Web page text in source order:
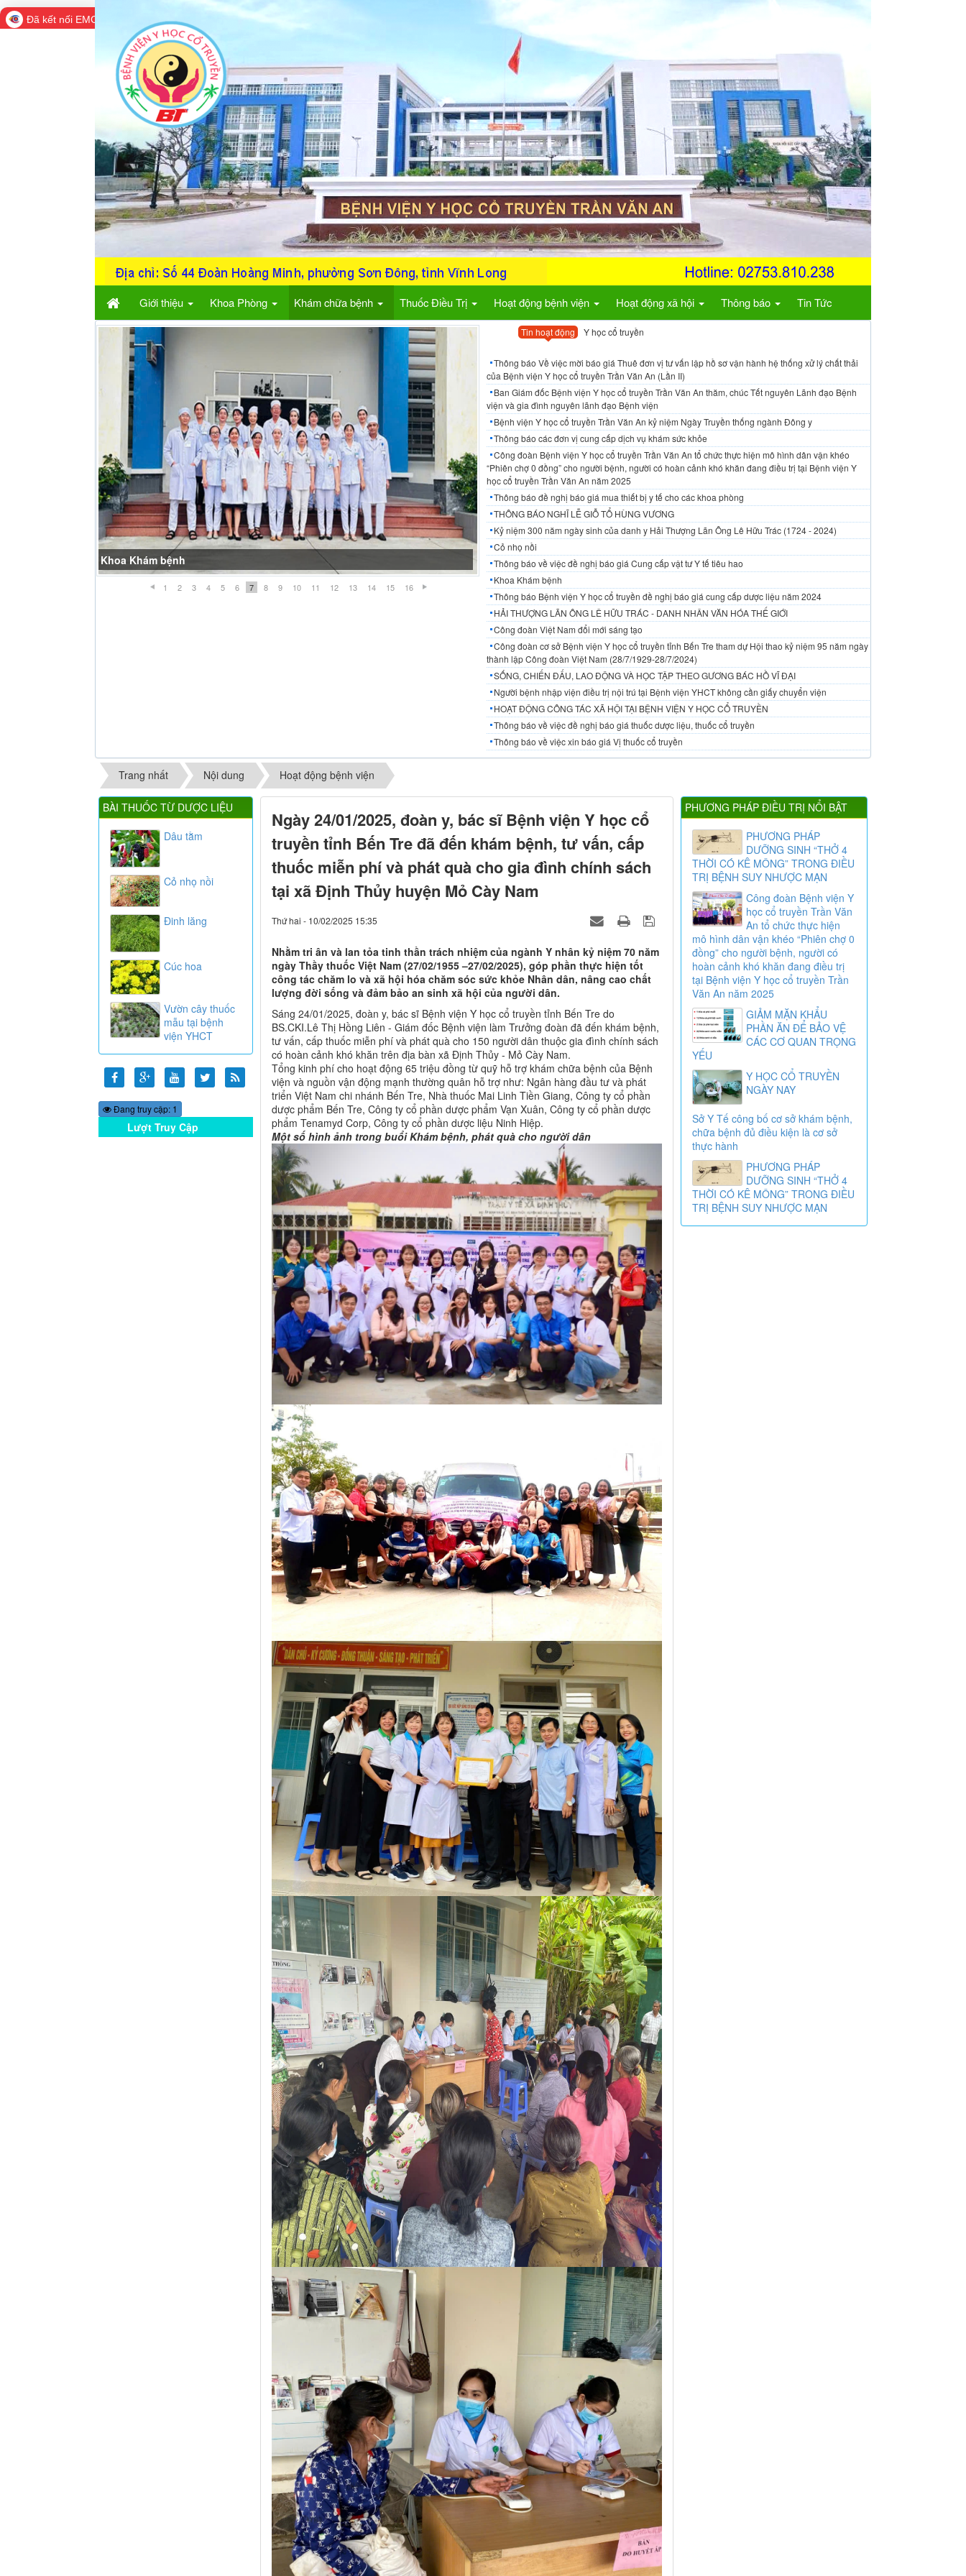
Giới thiệu Khoa Phòng Khám chữa bệnh Thuốc Điều Trị Hoạt động bệnh viện Hoạt động xã hội Thông báo Tin Tức
Khoa Khám bệnh
1 2 3 4 5 6 7 8 9 10 11 12 13 14 15 16
Tin hoạt động Y học cổ truyền
Thông báo Về việc mời báo giá Thuê đơn vị tư vấn lập hồ sơ vận hành hệ thống xử lý chất thải
của Bệnh viện Y học cổ truyền Trần Văn An (Lần II)
Ban Giám đốc Bệnh viện Y học cổ truyền Trần Văn An thăm, chúc Tết nguyên Lãnh đạo Bệnh
viện và gia đình nguyên lãnh đạo Bệnh viện
Bệnh viện Y học cổ truyền Trần Văn An kỷ niệm Ngày Truyền thống ngành Đông y
Thông báo các đơn vị cung cấp dịch vụ khám sức khỏe
Công đoàn Bệnh viện Y học cổ truyền Trần Văn An tổ chức thực hiện mô hình dân vận khéo
“Phiên chợ 0 đồng” cho người bệnh, người có hoàn cảnh khó khăn đang điều trị tại Bệnh viện Y
học cổ truyền Trần Văn An năm 2025
Thông báo đề nghị báo giá mua thiết bị y tế cho các khoa phòng
THÔNG BÁO NGHĨ LỄ GIỖ TỔ HÙNG VƯƠNG
Kỷ niệm 300 năm ngày sinh của danh y Hải Thượng Lãn Ông Lê Hữu Trác (1724 - 2024)
Cỏ nhọ nồi
Thông báo về việc đề nghị báo giá Cung cấp vật tư Y tế tiêu hao
Khoa Khám bệnh
Thông báo Bệnh viện Y học cổ truyền đề nghị báo giá cung cấp dược liệu năm 2024
HẢI THƯỢNG LÃN ÔNG LÊ HỮU TRÁC - DANH NHÂN VĂN HÓA THẾ GIỚI
Công đoàn Việt Nam đổi mới sáng tạo
Công đoàn cơ sở Bệnh viện Y học cổ truyền tỉnh Bến Tre tham dự Hội thao kỷ niệm 95 năm ngày
thành lập Công đoàn Việt Nam (28/7/1929-28/7/2024)
SỐNG, CHIẾN ĐẤU, LAO ĐỘNG VÀ HỌC TẬP THEO GƯƠNG BÁC HỒ VĨ ĐẠI
Người bệnh nhập viện điều trị nội trú tại Bệnh viện YHCT không cần giấy chuyển viện
HOẠT ĐỘNG CÔNG TÁC XÃ HỘI TẠI BỆNH VIỆN Y HỌC CỔ TRUYỀN
Thông báo về việc đề nghị báo giá thuốc dược liệu, thuốc cổ truyền
Thông báo về việc xin báo giá Vị thuốc cổ truyền
Trang nhất Nội dung Hoạt động bệnh viện
Ngày 24/01/2025, đoàn y, bác sĩ Bệnh viện Y học cổ
truyền tỉnh Bến Tre đã đến khám bệnh, tư vấn, cấp
thuốc miễn phí và phát quà cho gia đình chính sách
tại xã Định Thủy huyện Mỏ Cày Nam
Thứ hai - 10/02/2025 15:35
Nhằm tri ân và lan tỏa tinh thần trách nhiệm của ngành Y nhân kỷ niệm 70 năm
ngày Thầy thuốc Việt Nam (27/02/1955 –27/02/2025), góp phần thực hiện tốt
công tác chăm lo và xã hội hóa chăm sóc sức khỏe Nhân dân, nâng cao chất
lượng đời sống và đảm bảo an sinh xã hội của người dân.
Sáng 24/01/2025, đoàn y, bác sĩ Bệnh viện Y học cổ truyền tỉnh Bến Tre do
BS.CKI.Lê Thị Hồng Liên - Giám đốc Bệnh viện làm Trưởng đoàn đã đến khám bệnh,
tư vấn, cấp thuốc miễn phí và phát quà cho 150 người dân thuộc gia đình chính sách
có hoàn cảnh khó khăn trên địa bàn xã Định Thủy - Mỏ Cày Nam.
Tổng kinh phí cho hoạt động 65 triệu đồng từ quỹ hỗ trợ khám chữa bệnh của Bệnh
viện và nguồn vận động mạnh thường quân hỗ trợ như: Ngân hàng đầu tư và phát
triển Việt Nam chi nhánh Bến Tre, Nhà thuốc Mai Linh Tiền Giang, Công ty cổ phần
dược phẩm Bến Tre, Công ty cổ phần dược phẩm Vạn Xuân, Công ty cổ phần dược
phẩm Tenamyd Corp, Công ty cổ phần dược liệu Ninh Hiệp.
Một số hình ảnh trong buổi Khám bệnh, phát quà cho người dân
PHƯƠNG PHÁP ĐIỀU TRỊ NỔI BẬT
PHƯƠNG PHÁP
DƯỠNG SINH “THỞ 4
THỜI CÓ KÊ MÔNG” TRONG ĐIỀU
TRỊ BỆNH SUY NHƯỢC MẠN
Công đoàn Bệnh viện Y
học cổ truyền Trần Văn
An tổ chức thực hiện
mô hình dân vận khéo “Phiên chợ 0
đồng” cho người bệnh, người có
hoàn cảnh khó khăn đang điều trị
tại Bệnh viện Y học cổ truyền Trần
Văn An năm 2025
GIẢM MẶN KHẨU
PHẦN ĂN ĐỂ BẢO VỆ
CÁC CƠ QUAN TRỌNG
YẾU
Y HỌC CỔ TRUYỀN
NGÀY NAY
Sở Y Tế công bố cơ sở khám bệnh,
chữa bệnh đủ điều kiện là cơ sở
thực hành
PHƯƠNG PHÁP
DƯỠNG SINH “THỞ 4
THỜI CÓ KÊ MÔNG” TRONG ĐIỀU
TRỊ BỆNH SUY NHƯỢC MẠN
BÀI THUỐC TỪ DƯỢC LIỆU
Dâu tằm
Cỏ nhọ nồi
Đinh lăng
Cúc hoa
Vườn cây thuốc
mẫu tại bệnh
viện YHCT
Đang truy cập: 1
Lượt Truy Cập
Online
Đã kết nối EMC